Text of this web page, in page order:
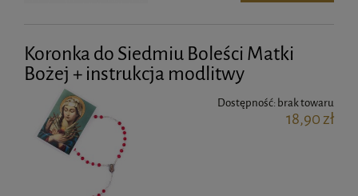
Koronka do Siedmiu Boleści Matki
Bożej + instrukcja modlitwy
Dostępność: brak towaru
18,90 zł